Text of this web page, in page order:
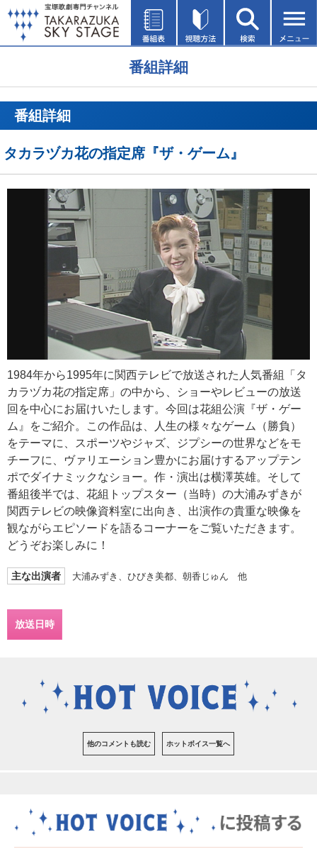
番組詳細
番組詳細
タカラヅカ花の指定席『ザ・ゲーム』
1984年から1995年に関西テレビで放送された人気番組「タ
カラヅカ花の指定席」の中から、ショーやレビューの放送
回を中心にお届けいたします。今回は花組公演『ザ・ゲー
ム』をご紹介。この作品は、人生の様々なゲーム（勝負）
をテーマに、スポーツやジャズ、ジプシーの世界などをモ
チーフに、ヴァリエーション豊かにお届けするアップテン
ポでダイナミックなショー。作・演出は横澤英雄。そして
番組後半では、花組トップスター（当時）の大浦みずきが
関西テレビの映像資料室に出向き、出演作の貴重な映像を
観ながらエピソードを語るコーナーをご覧いただきます。
どうぞお楽しみに！
主な出演者 大浦みずき、ひびき美都、朝香じゅん 他
放送日時
他のコメントも読む ホットボイス一覧へ